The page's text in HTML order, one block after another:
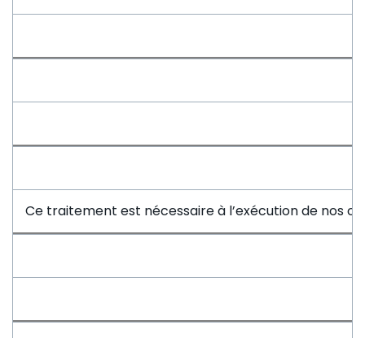
Ce traitement est nécessaire à l’exécution de nos